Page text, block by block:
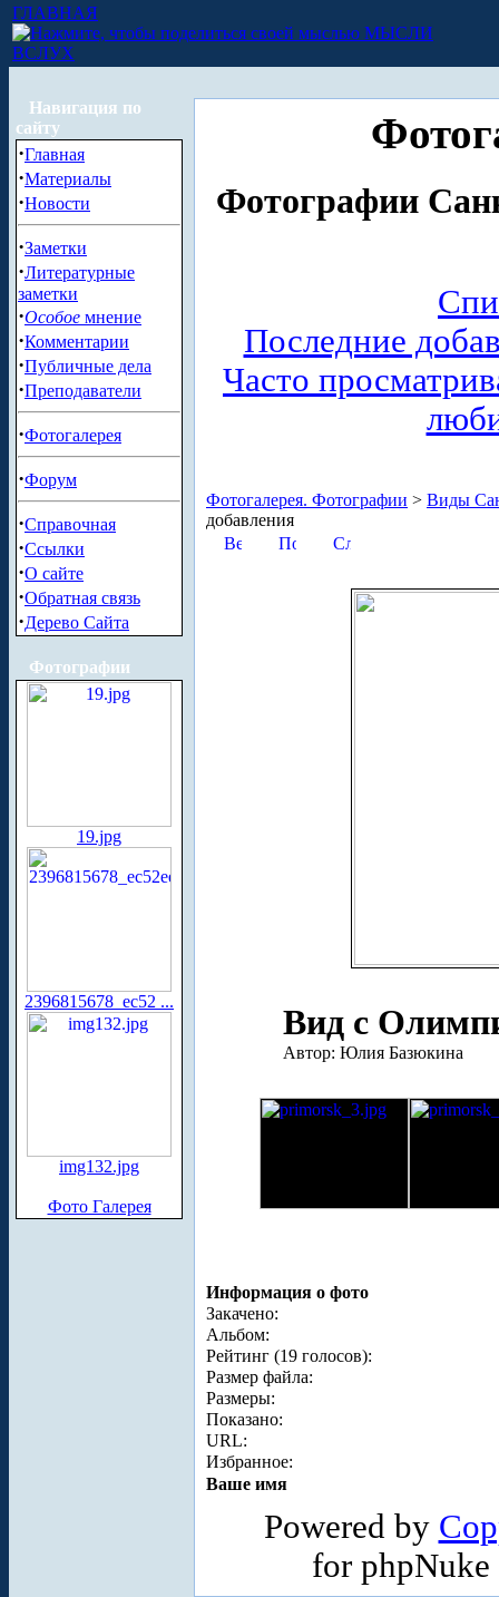
ГЛАВНАЯ
МЫСЛИ
ВСЛУХ
Навигация по
сайту
·Главная
·Материалы
·Новости
·Заметки
·Литературные
заметки
·Особое мнение
·Комментарии
·Публичные дела
·Преподаватели
·Фотогалерея
·Форум
·Справочная
·Ссылки
·О сайте
·Обратная связь
·Дерево Сайта
Фотографии
19.jpg
2396815678_ec52 ...
img132.jpg
Фото Галерея
Фотографии
Последние
Часто
Фотогалерея. Фотографии > Виды
добавления
Вид с
Автор: Юлия Базюкина
Информация о фото
Закачено:
Альбом:
Рейтинг (19 голосов):
Размер файла:
Размеры:
Показано:
URL:
Избранное:
Ваше имя
Powered by
for